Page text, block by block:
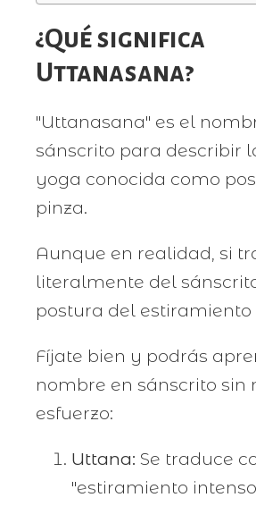
¿Qué significa
Uttanasana?
"Uttanasana" es el
sánscrito para describir
yoga conocida como
pinza.
Aunque en realidad, si
literalmente del
postura del estiramiento
Fíjate bien y podrás
nombre en sánscrito sin
esfuerzo:
Uttana: Se traduce
"estiramiento